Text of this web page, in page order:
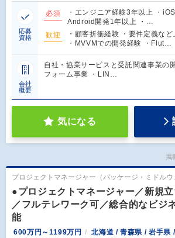
応募
資格
必須
・エンジニア経験3年以上 ・
Android開発1年以上 ・…
歓迎
・顧客折衝経験 ・要件定義な
・MVVMでの開発経験 ・Flut…
会社
概要
自社・協業サービスと受託関連事業の
フォーム事業 ・LIN…
気になる
掲
プロジェクトマネージャー（パッケージ・ミドルウ
●プロジェクトマネージャー／新規
／フルテレワーク可／総合的なビジ
能
600万円～1199万円
北海道 / 青森県 / 岩手県